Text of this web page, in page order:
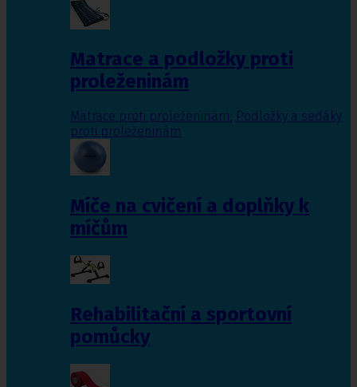
Matrace a podložky proti
proleženinám
Matrace proti proleženinám, Podložky a sedáky
proti proleženinám
Míče na cvičení a doplňky k
míčům
Rehabilitační a sportovní
pomůcky